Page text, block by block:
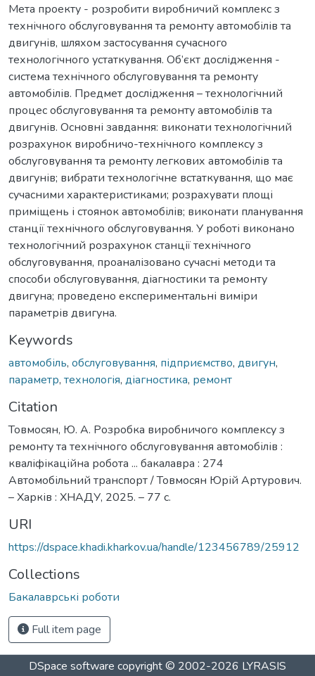
Мета проекту - розробити виробничий комплекс з
технічного обслуговування та ремонту автомобілів та
двигунів, шляхом застосування сучасного
технологічного устаткування. Об’єкт дослідження -
система технічного обслуговування та ремонту
автомобілів. Предмет дослідження – технологічний
процес обслуговування та ремонту автомобілів та
двигунів. Основні завдання: виконати технологічний
розрахунок виробничо-технічного комплексу з
обслуговування та ремонту легкових автомобілів та
двигунів; вибрати технологічне встаткування, що має
сучасними характеристиками; розрахувати площі
приміщень і стоянок автомобілів; виконати планування
станції технічного обслуговування. У роботі виконано
технологічний розрахунок станції технічного
обслуговування, проаналізовано сучасні методи та
способи обслуговування, діагностики та ремонту
двигуна; проведено експериментальні виміри
параметрів двигуна.
Keywords
автомобіль, обслуговування, підприємство, двигун,
параметр, технологія, діагностика, ремонт
Citation
Товмосян, Ю. А. Розробка виробничого комплексу з
ремонту та технічного обслуговування автомобілів :
кваліфікаційна робота ... бакалавра : 274
Автомобільний транспорт / Товмосян Юрій Артурович.
– Харків : ХНАДУ, 2025. – 77 с.
URI
https://dspace.khadi.kharkov.ua/handle/123456789/25912
Collections
Бакалаврські роботи
Full item page
DSpace software copyright © 2002-2026 LYRASIS